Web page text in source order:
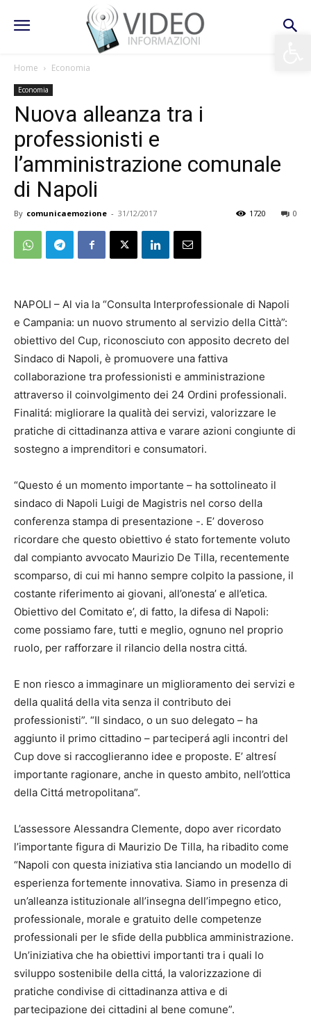
Home Economia
Economia
Nuova alleanza tra i
professionisti e
l’amministrazione comunale
di Napoli
By comunicaemozione - 31/12/2017 0
1720
NAPOLI – Al via la “Consulta Interprofessionale di Napoli
e Campania: un nuovo strumento al servizio della Città”:
obiettivo del Cup, riconosciuto con apposito decreto del
Sindaco di Napoli, è promuovere una fattiva
collaborazione tra professionisti e amministrazione
attraverso il coinvolgimento dei 24 Ordini professionali.
Finalitá: migliorare la qualità dei servizi, valorizzare le
pratiche di cittadinanza attiva e varare azioni congiunte di
sostegno a imprenditori e consumatori.
“Questo é un momento importante – ha sottolineato il
sindaco di Napoli Luigi de Magistris nel corso della
conferenza stampa di presentazione -. E’ doveroso
ricordare che questo obiettivo é stato fortemente voluto
dal compianto avvocato Maurizio De Tilla, recentemente
scomparso, di cui mi hanno sempre colpito la passione, il
costante riferimento ai giovani, all’onesta’ e all’etica.
Obiettivo del Comitato e’, di fatto, la difesa di Napoli:
come possiamo fare, tutti e meglio, ognuno nel proprio
ruolo, per rafforzare il rilancio della nostra cittá.
E non riesco a immaginare un miglioramento dei servizi e
della qualitá della vita senza il contributo dei
professionisti”. “Il sindaco, o un suo delegato – ha
aggiunto il primo cittadino – parteciperá agli incontri del
Cup dove si raccoglieranno idee e proposte. E’ altresí
importante ragionare, anche in questo ambito, nell’ottica
della Cittá metropolitana”.
L’assessore Alessandra Clemente, dopo aver ricordato
l’importante figura di Maurizio De Tilla, ha ribadito come
“Napoli con questa iniziativa stia lanciando un modello di
esperienza fortemente innovativa. Siamo in presenza di
un’alleanza istituzionale all’insegna dell’impegno etico,
professionale, morale e gratuito delle competenze
professionali per le sfide della pubblica amministrazione.
Un’iniziativa che ha obiettivi importanti tra i quali lo
sviluppo sostenibile della cittá, la valorizzazione di
pratiche condivise di cittadinanza attiva e di
partecipazione dei cittadini al bene comune”.